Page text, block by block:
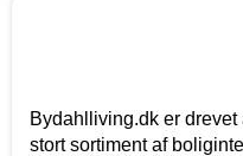
Bydahlliving.dk er
stort sortiment af